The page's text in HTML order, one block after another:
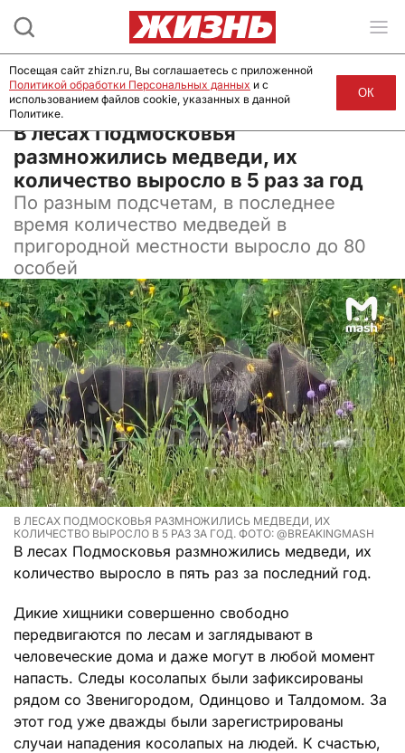
16 октября 2025, 07:35
В лесах Подмосковья
размножились медведи, их
количество выросло в 5 раз за год
По разным подсчетам, в последнее
время количество медведей в
пригородной местности выросло до 80
особей
В ЛЕСАХ ПОДМОСКОВЬЯ РАЗМНОЖИЛИСЬ МЕДВЕДИ, ИХ
КОЛИЧЕСТВО ВЫРОСЛО В 5 РАЗ ЗА ГОД. ФОТО: @BREAKINGMASH
В лесах Подмосковья размножились медведи, их
количество выросло в пять раз за последний год.
Дикие хищники совершенно свободно
передвигаются по лесам и заглядывают в
человеческие дома и даже могут в любой момент
напасть. Следы косолапых были зафиксированы
рядом со Звенигородом, Одинцово и Талдомом. За
этот год уже дважды были зарегистрированы
случаи нападения косолапых на людей. К счастью,
Посещая сайт zhizn.ru, Вы соглашаетесь с приложенной
Политикой обработки Персональных данных и с
использованием файлов cookie, указанных в данной
Политике.
ОК